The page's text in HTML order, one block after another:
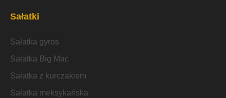
Sałatki
Sałatka gyros
Sałatka Big Mac
Sałatka z kurczakiem
Sałatka meksykańska